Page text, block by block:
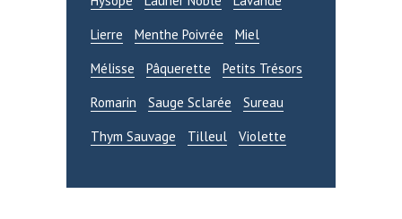
Lierre
Menthe Poivrée
Miel
Mélisse
Pâquerette
Petits Trésors
Romarin
Sauge Sclarée
Sureau
Thym Sauvage
Tilleul Violette
Mot de passe oublié ?
CONNEXION